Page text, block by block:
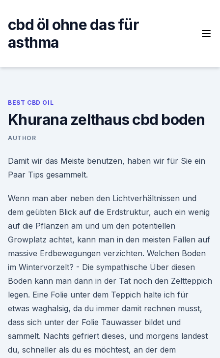
content
cbd öl ohne das für
asthma
BEST CBD OIL
Khurana zelthaus cbd boden
AUTHOR
Damit wir das Meiste benutzen, haben wir für Sie ein
Paar Tips gesammelt.
Wenn man aber neben den Lichtverhältnissen und
dem geübten Blick auf die Erdstruktur, auch ein wenig
auf die Pflanzen am und um den potentiellen
Growplatz achtet, kann man in den meisten Fällen auf
massive Erdbewegungen verzichten. Welchen Boden
im Wintervorzelt? - Die sympathische Über diesen
Boden kann man dann in der Tat noch den Zeltteppich
legen. Eine Folie unter dem Teppich halte ich für
etwas waghalsig, da du immer damit rechnen musst,
dass sich unter der Folie Tauwasser bildet und
sammelt. Nachts gefriert dieses, und morgens landest
du, schneller als du es möchtest, an der dem